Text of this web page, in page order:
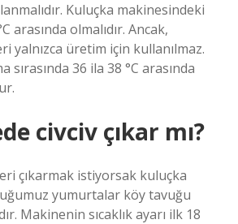
Kuluçka makinesindeki
arasında olmalıdır. Ancak,
yalnızca üretim için kullanılmaz.
sırasında 36 ila 38 °C arasında
civciv çıkar mı?
çıkarmak istiyorsak kuluçka
yumurtalar köy tavuğu
Makinenin sıcaklık ayarı ilk 18